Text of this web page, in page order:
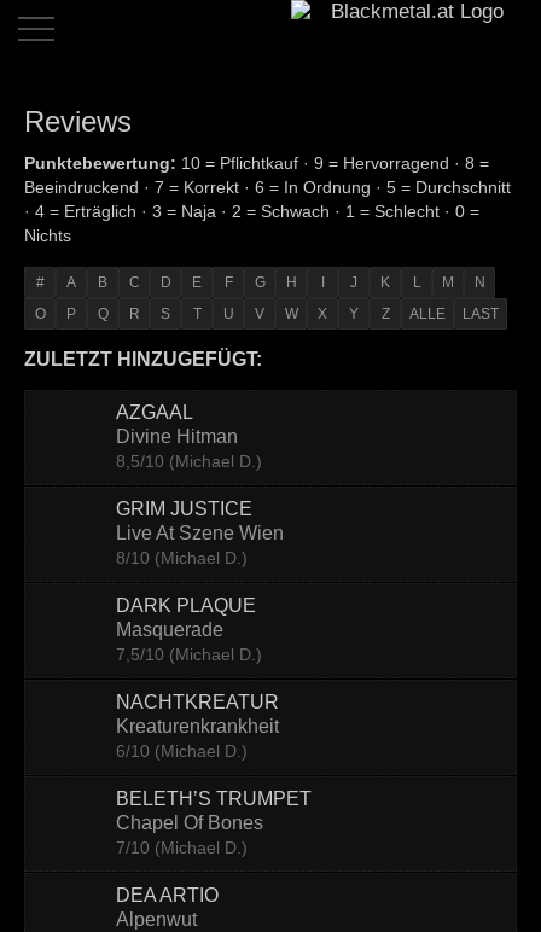
Home
Dates
Reviews
Reviews
Interviews
News
Contact
Reviews
Punktebewertung: 10 = Pflichtkauf · 9 = Hervorragend · 8 =
Beeindruckend · 7 = Korrekt · 6 = In Ordnung · 5 = Durchschnitt
· 4 = Erträglich · 3 = Naja · 2 = Schwach · 1 = Schlecht · 0 =
Nichts
# A B C D E F G H J K L M
N
O
P Q R S T U V W X Y Z ALLE LAST
ZULETZT HINZUGEFÜGT:
AZGAAL
Divine Hitman
8,5/10 (Michael D.)
GRIM JUSTICE
Live At Szene Wien
8/10 (Michael D.)
DARK PLAQUE
Masquerade
7,5/10 (Michael D.)
NACHTKREATUR
Kreaturenkrankheit
6/10 (Michael D.)
BELETH’S TRUMPET
Chapel Of Bones
7/10 (Michael D.)
DEA ARTIO
Alpenwut